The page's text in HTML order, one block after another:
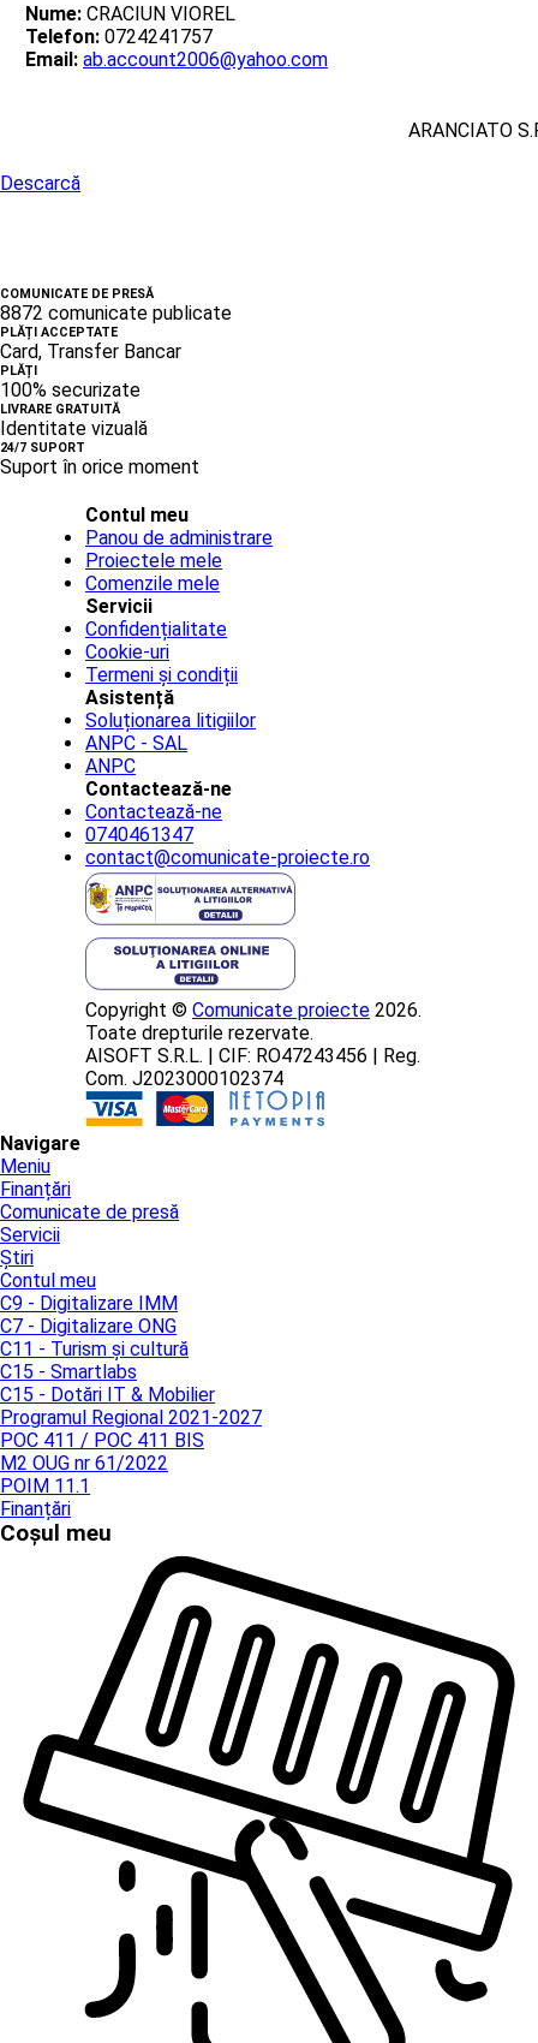
Nume: CRACIUN VIOREL
Telefon: 0724241757
Email: ab.account2006@yahoo.com
ARANCIATO
Descarcă
COMUNICATE DE PRESĂ
8872 comunicate publicate
PLĂȚI ACCEPTATE
Card, Transfer Bancar
PLĂȚI
100% securizate
LIVRARE GRATUITĂ
Identitate vizuală
24/7 SUPORT
Suport în orice moment
Contul meu
Panou de administrare
Proiectele mele
Comenzile mele
Servicii
Confidențialitate
Cookie-uri
Termeni și condiții
Asistență
Soluționarea litigiilor
ANPC - SAL
ANPC
Contactează-ne
Contactează-ne
0740461347
contact@comunicate-proiecte.ro
Copyright © Comunicate proiecte 2026.
Toate drepturile rezervate.
AISOFT S.R.L. | CIF: RO47243456 | Reg.
Com. J2023000102374
Navigare
Meniu
Finanțări
Comunicate de presă
Servicii
Știri
Contul meu
C9 - Digitalizare IMM
C7 - Digitalizare ONG
C11 - Turism și cultură
C15 - Smartlabs
C15 - Dotări IT & Mobilier
Programul Regional 2021-2027
POC 411 / POC 411 BIS
M2 OUG nr 61/2022
POIM 11.1
Finanțări
Coșul meu